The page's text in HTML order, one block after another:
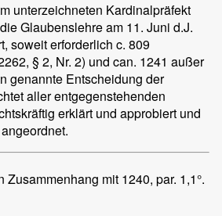
unterzeichneten Kardinalpräfekt
Glaubenslehre am 11. Juni d.J.
soweit erforderlich c. 809
§ 2, Nr. 2) und can. 1241 außer
genannte Entscheidung der
aller entgegenstehenden
erklärt und approbiert und
Zusammenhang mit 1240, par. 1,1°.